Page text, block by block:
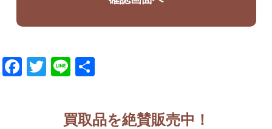
Facebook
Twitter
Line
買取品を絶賛販売中！